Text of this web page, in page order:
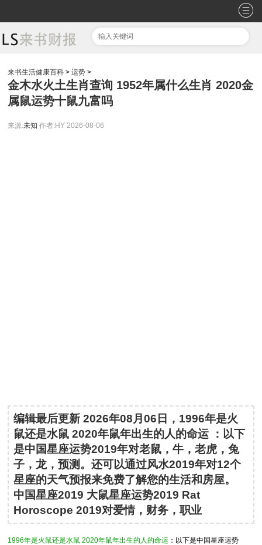
来书生活健康百科 >运势 >
金木水火土生肖查询 1952年属什么生肖 2020金
属鼠运势十鼠九富吗
来源:未知 作者:HY 2026-08-06
编辑最后更新 2026年08月06日，1996年是火
鼠还是水鼠 2020年鼠年出生的人的命运 ：以下
是中国星座运势2019年对老鼠，牛，老虎，兔
子，龙，预测。还可以通过风水2019年对12个
星座的天气预报来免费了解您的生活和房屋。
中国星座2019 大鼠星座运势2019 Rat
Horoscope 2019对爱情，财务，职业
1996年是火鼠还是水鼠 2020年鼠年出生的人的命运 ：以下是中国星座运势